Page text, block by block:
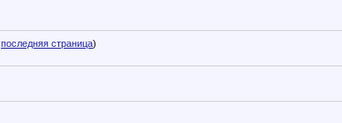
последняя страница)